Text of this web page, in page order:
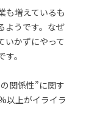
も増えているも
ようです。なぜ
いかずにやって
。
関係性”に関す
以上がイライラ